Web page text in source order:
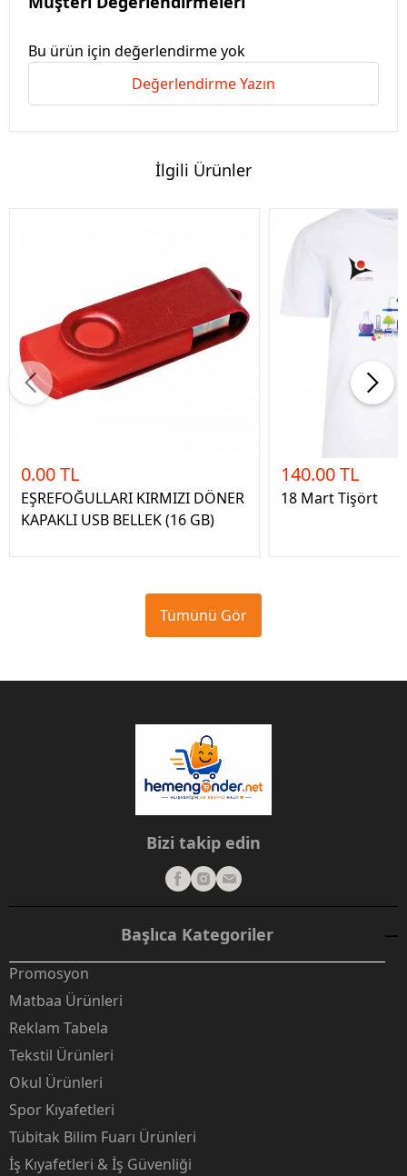
Bu ürün için değerlendirme yok
Değerlendirme Yazın
İlgili Ürünler
0.00 TL
EŞREFOĞULLARI KIRMIZI DÖNER
KAPAKLI USB BELLEK (16 GB)
140.00 TL
18 Mart Tişört
Tümünü Gör
Bizi takip edin
Başlıca Kategoriler
Promosyon
Matbaa Ürünleri
Reklam Tabela
Tekstil Ürünleri
Okul Ürünleri
Spor Kıyafetleri
Tübitak Bilim Fuarı Ürünleri
İş Kıyafetleri & İş Güvenliği